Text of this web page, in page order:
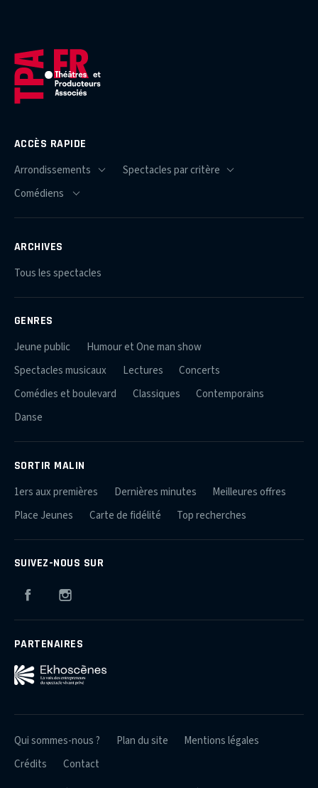
ACCÈS RAPIDE
ARCHIVES
Tous les spectacles
GENRES
Jeune public
Humour et One man show
Spectacles musicaux
Lectures
Concerts
Comédies et boulevard
Classiques
Contemporains
Danse
SORTIR MALIN
1ers aux premières Dernières minutes
Meilleures offres
Place Jeunes
Carte de fidélité Top recherches
SUIVEZ-NOUS SUR
Facebook
PARTENAIRES
Qui sommes-nous ? Plan du site
Mentions légales
Crédits
Contact